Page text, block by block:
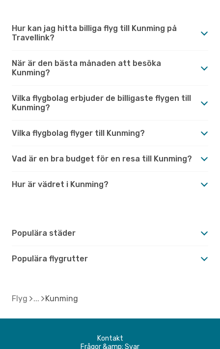
Hur kan jag hitta billiga flyg till Kunming på
Travellink?
När är den bästa månaden att besöka
Kunming?
Vilka flygbolag erbjuder de billigaste flygen till
Kunming?
Vilka flygbolag flyger till Kunming?
Vad är en bra budget för en resa till Kunming?
Hur är vädret i Kunming?
Populära städer
Populära flygrutter
Flyg Kunming
Kontakt
Frågor &amp; Svar